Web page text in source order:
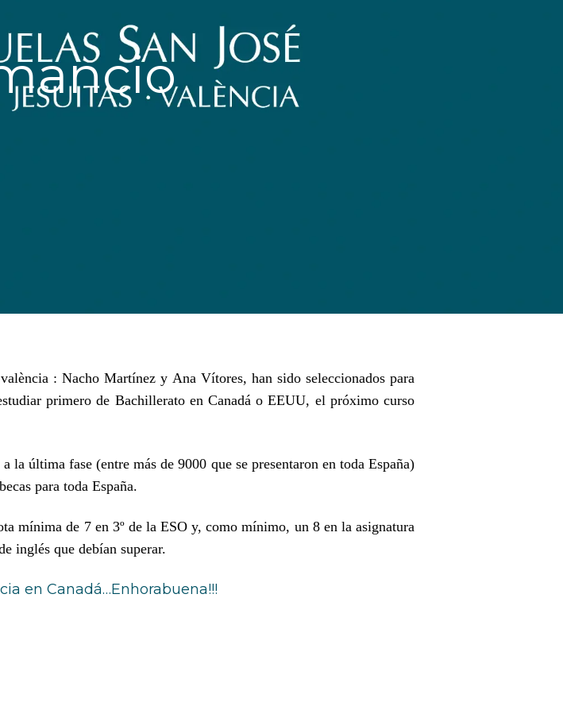
: Nacho Martínez y Ana Vítores, han sido seleccionados para
primero de Bachillerato en Canadá o EEUU, el próximo curso
la última fase (entre más de 9000 que se presentaron en toda España)
para toda España.
mínima de 7 en 3º de la ESO y, como mínimo, un 8 en la asignatura
inglés que debían superar.
en Canadá…Enhorabuena!!!